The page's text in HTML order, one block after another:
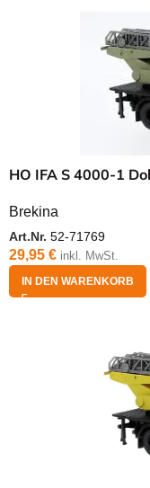
HO IFA S 4000-1
Brekina
Art.Nr. 52-71769
29,95 € inkl. MwSt.
IN DEN WARENKORB